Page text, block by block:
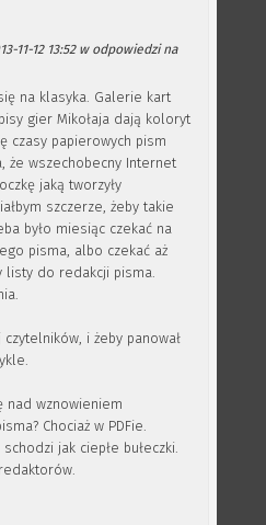
11-12 13:52 w odpowiedzi na
na klasyka. Galerie kart
gier Mikołaja dają koloryt
czasy papierowych pism
że wszechobecny Internet
jaką tworzyły
szczerze, żeby takie
było miesiąc czekać na
pisma, albo czekać aż
listy do redakcji pisma.
i żeby panował
nad wznowieniem
Chociaż w PDFie.
jak ciepłe bułeczki.